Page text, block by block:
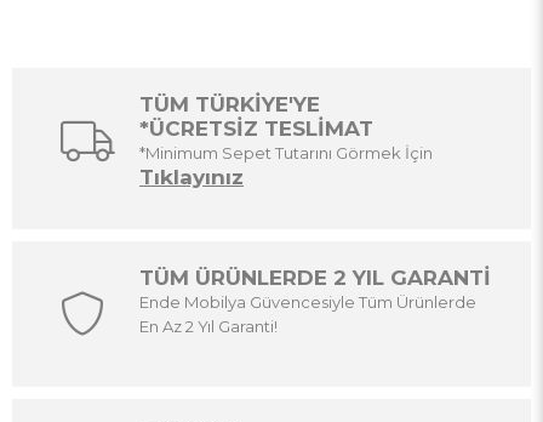
TÜM TÜRKİYE'YE
*ÜCRETSİZ TESLİMAT
*Minimum Sepet Tutarını Görmek İçin
Tıklayınız
TÜM ÜRÜNLERDE 2 YIL GARANTİ
Ende Mobilya Güvencesiyle Tüm Ürünlerde
En Az 2 Yıl Garanti!